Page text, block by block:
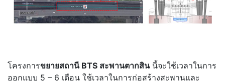
โครงการขยายสถานี BTS สะพานตากสินนี้จะใช้เวลาในการ
ออกแบบ 5 – 6 เดือน ใช้เวลาในการก่อสร้างสะพานและ